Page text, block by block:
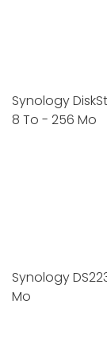
Synology
8 To - 256 Mo
Synology
Mo